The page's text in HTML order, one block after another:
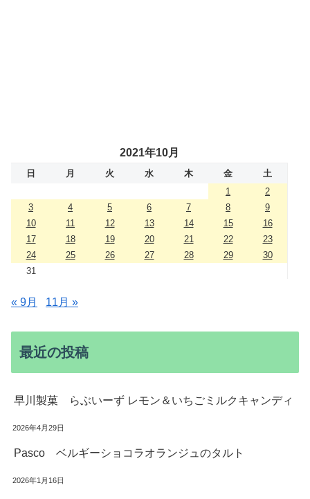
2021年10月
日 月 火 水 木 金
土
1
2
3
4 5 6 7 8
9
10
11 12 13 14 15
16
17
18 19 20 21 22
23
24
25 26 27 28 29
30
31
« 9月 11月 »
最近の投稿
早川製菓 らぶいーず レモン＆いちごミルクキャンディ
2026年4月29日
Pasco ベルギーショコラオランジュのタルト
2026年1月16日